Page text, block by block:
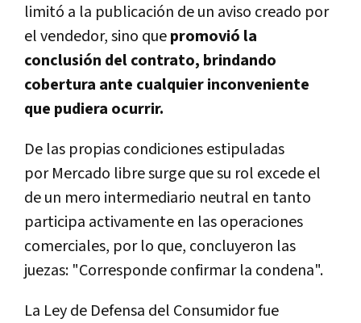
limitó a la publicación de un aviso creado por
el vendedor, sino quepromovió la
conclusión del contrato, brindando
cobertura ante cualquier inconveniente
que pudiera ocurrir.
De las propias condiciones estipuladas
por Mercado libresurge que su rol excede el
de un mero intermediario neutral en tanto
participa activamente en las operaciones
comerciales, por lo que, concluyeron las
juezas: "Corresponde confirmar la condena".
La Ley de Defensa del Consumidor fue